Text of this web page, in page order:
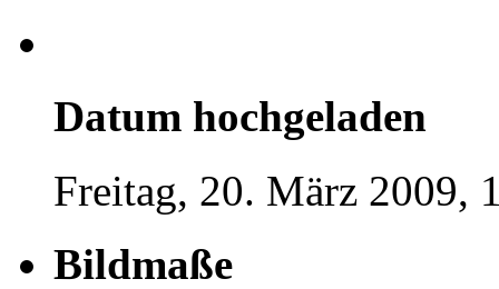
Datum hochgeladen
Freitag, 20. März 2009,
Bildmaße